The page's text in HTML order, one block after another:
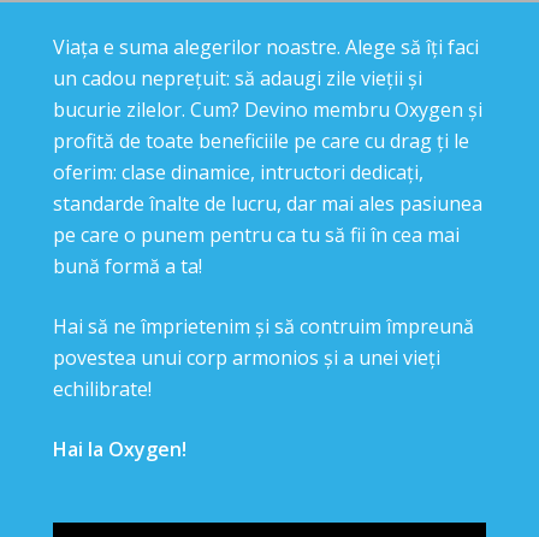
Viața e suma alegerilor noastre. Alege să îți faci
un cadou neprețuit: să adaugi zile vieții și
bucurie zilelor. Cum? Devino membru Oxygen și
profită de toate beneficiile pe care cu drag ți le
oferim: clase dinamice, intructori dedicați,
standarde înalte de lucru, dar mai ales pasiunea
pe care o punem pentru ca tu să fii în cea mai
bună formă a ta!
Hai să ne împrietenim și să contruim împreună
povestea unui corp armonios și a unei vieți
echilibrate!
Hai la Oxygen!